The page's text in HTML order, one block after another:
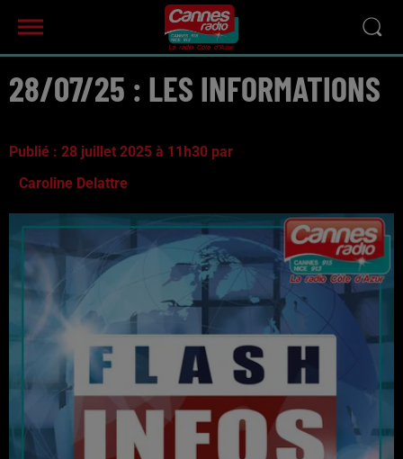
28/07/25 : LES INFORMATIONS
Publié : 28 juillet 2025 à 11h30 par
Caroline Delattre